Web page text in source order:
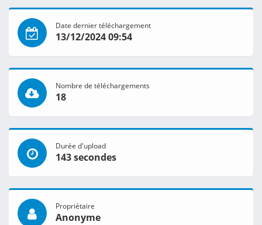
Date dernier téléchargement
13/12/2024 09:54
Nombre de téléchargements
18
Durée d'upload
143 secondes
Propriétaire
Anonyme